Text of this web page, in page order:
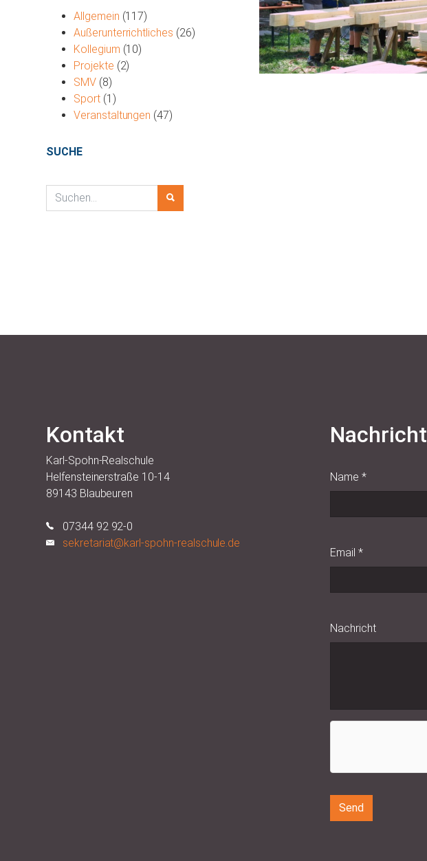
Allgemein (117)
Außerunterrichtliches (26)
Kollegium (10)
Projekte (2)
SMV(8)
Sport(1)
Veranstaltungen (47)
SUCHE
Kontakt
Karl-Spohn-Realschule
Helfensteinerstraße 10-14
89143 Blaubeuren
07344 92 92-0
sekretariat@karl-spohn-realschule.de
Nachricht
Name*
Email*
Nachricht